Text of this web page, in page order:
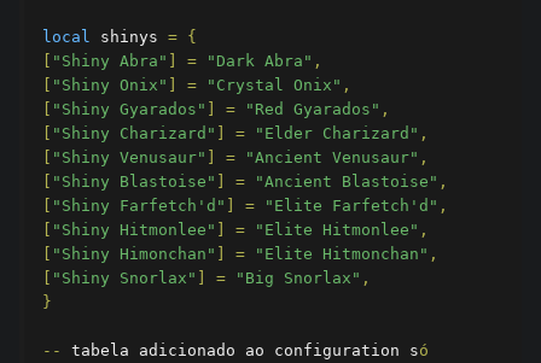
local shinys = {
"Shiny Abra" = "Dark Abra" ,
"Shiny Onix" = "Crystal Onix" ,
"Shiny Gyarados" = "Red Gyarados" ,
"Shiny Charizard" = "Elder Charizard" ,
"Shiny Venusaur" = "Ancient Venusaur" ,
"Shiny Blastoise" = "Ancient Blastoise" ,
"Shiny Farfetch'd" = "Elite Farfetch'd" ,
"Shiny Hitmonlee" = "Elite Hitmonlee" ,
"Shiny Himonchan" = "Elite Hitmonchan" ,
"Shiny Snorlax" = "Big Snorlax" ,
}
-- tabela adicionado ao configuration só